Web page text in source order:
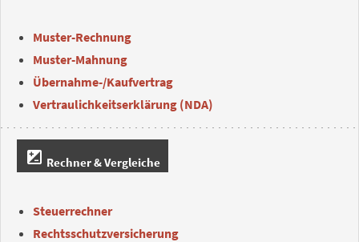
Muster-Rechnung
Muster-Mahnung
Übernahme-/Kaufvertrag
Vertraulichkeitserklärung (NDA)
iso Rechner & Vergleiche
Steuerrechner
Rechtsschutzversicherung